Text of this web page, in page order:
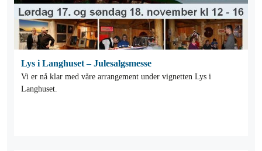
Lys i Langhuset – Julesalgsmesse
Vi er nå klar med våre arrangement under vignetten Lys i
Langhuset.